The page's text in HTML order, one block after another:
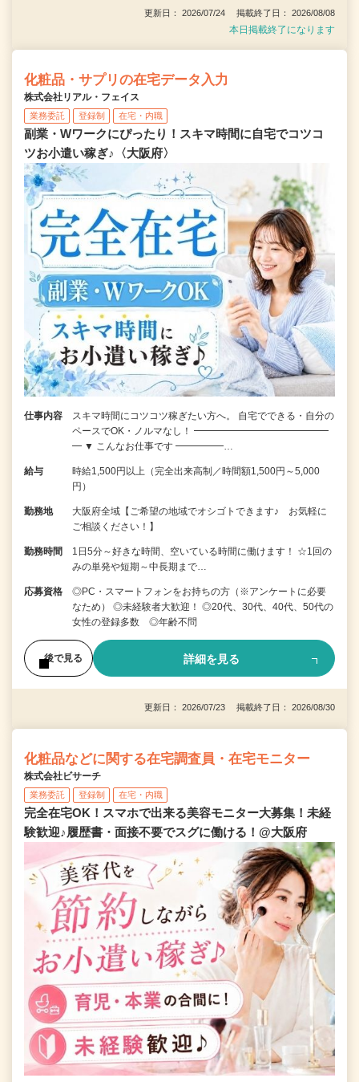
更新日： 2026/07/24 掲載終了日： 2026/08/08
本日掲載終了になります
化粧品・サプリの在宅データ入力
株式会社リアル・フェイス
業務委託 登録制 在宅・内職
副業・Wワークにぴったり！スキマ時間に自宅でコツコ
ツお小遣い稼ぎ♪〈大阪府〉
仕事内容
スキマ時間にコツコツ稼ぎたい方へ。 自宅でできる・自分の
ペースでOK・ノルマなし！ ━━━━━━━━━━━━━━
━ ▼ こんなお仕事です ━━━━━…
給与
時給1,500円以上（完全出来高制／時間額1,500円～5,000
円）
勤務地
大阪府全域【ご希望の地域でオシゴトできます♪ お気軽に
ご相談ください！】
勤務時間
1日5分～好きな時間、空いている時間に働けます！ ☆1回の
みの単発や短期～中長期まで…
応募資格
◎PC・スマートフォンをお持ちの方（※アンケートに必要
なため） ◎未経験者大歓迎！ ◎20代、30代、40代、50代の
女性の登録多数 ◎年齢不問
後で見る 詳細を見る
更新日： 2026/07/23 掲載終了日： 2026/08/30
化粧品などに関する在宅調査員・在宅モニター
株式会社ビサーチ
業務委託 登録制 在宅・内職
完全在宅OK！スマホで出来る美容モニター大募集！未経
験歓迎♪履歴書・面接不要でスグに働ける！@大阪府